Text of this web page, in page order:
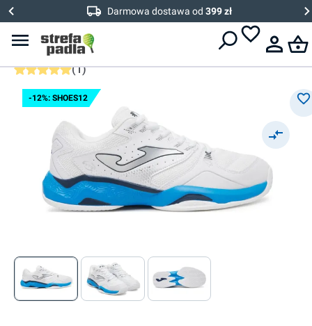
Darmowa dostawa od 399 zł
Męskie buty do padla
Joma Master 1000 Men 2532
Clay
(1)
-12%: SHOES12